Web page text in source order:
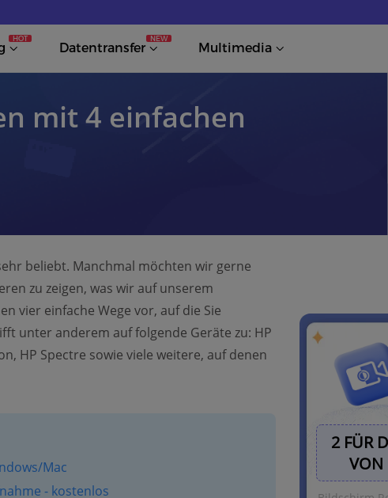
HOT
Datentransfer
NEW
Multimedia
mit 4 einfachen
2 FÜR
VON
beliebt. Manchmal möchten wir gerne
zu zeigen, was wir auf unserem
vier einfache Wege vor, auf die Sie
unter anderem auf folgende Geräte zu: HP
HP Spectre sowie viele weitere, auf denen
Mac
- kostenlos